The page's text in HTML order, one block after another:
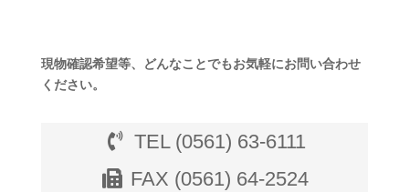
現物確認希望等、どんなことでもお気軽にお問い合わせ
ください。
TEL (0561) 63-6111
FAX (0561) 64-2524